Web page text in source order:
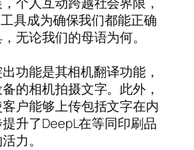
具成为确保我们都能正确
无论我们的母语为何。
功能是其相机翻译功能，
的相机拍摄文字。此外，
户能够上传包括文字在内
升了DeepL在等同印刷品
力。